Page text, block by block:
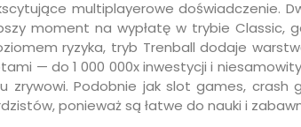
multiplayerowe doświadczenie.
moment na wypłatę w trybie Classic,
ryzyka, tryb Trenball dodaje
— do 1 000 000x inwestycji i
zrywowi. Podobnie jak slot games,
ponieważ są łatwe do nauki i